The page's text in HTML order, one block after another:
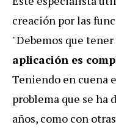
creación por las
"Debemos que
aplicación es
Teniendo en cuena
problema que se ha
años, como con